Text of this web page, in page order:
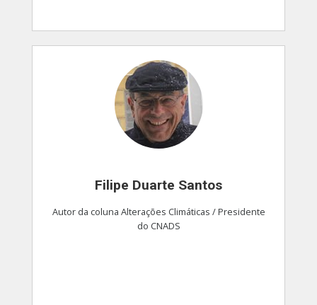
Filipe Duarte Santos
Autor da coluna Alterações Climáticas / Presidente
do CNADS